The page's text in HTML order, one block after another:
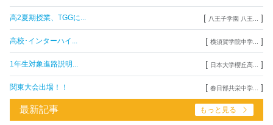
高2夏期授業、TGGに... [ 八王子学園 八王... ]
高校･インターハイ... [ 横須賀学院中学... ]
1年生対象進路説明... [ 日本大学櫻丘高... ]
関東大会出場！！ [ 春日部共栄中学... ]
最新記事 もっと見る